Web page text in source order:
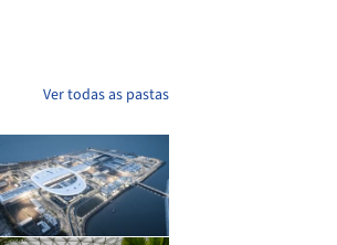
Ver todas as pastas